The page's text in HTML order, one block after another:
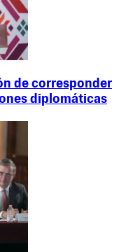
de corresponder
diplomáticas